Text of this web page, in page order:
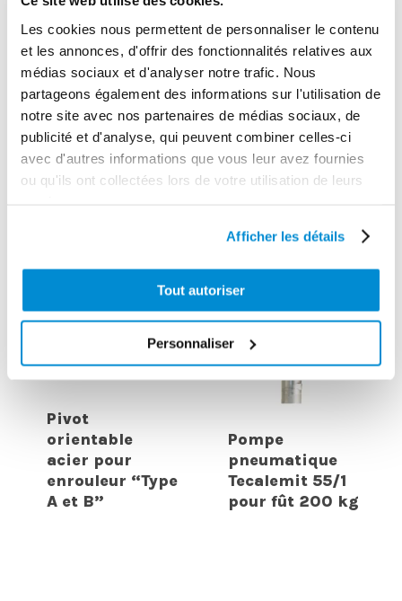
Les cookies nous permettent de personnaliser le contenu
et les annonces, d'offrir des fonctionnalités relatives aux
médias sociaux et d'analyser notre trafic. Nous
partageons également des informations sur l'utilisation de
notre site avec nos partenaires de médias sociaux, de
publicité et d'analyse, qui peuvent combiner celles-ci
avec d'autres informations que vous leur avez fournies
ou qu'ils ont collectées lors de votre utilisation de leurs
Afficher les détails
Tout autoriser
Personnaliser
Pistolet manuel
polypropylène
spécial AdBlue
Poignée
graisse
surpresseur
1240 bar
Pivot
orientable
acier pour
enrouleur “Type
A et B”
Pompe
pneumatique
Tecalemit 55/1
pour fût 200 kg